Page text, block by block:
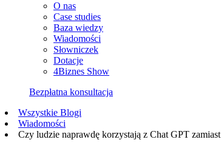
O nas
Case studies
Baza wiedzy
Wiadomości
Słowniczek
Dotacje
4Biznes Show
Bezpłatna konsultacja
Wszystkie Blogi
Wiadomości
Czy ludzie naprawdę korzystają z Chat GPT